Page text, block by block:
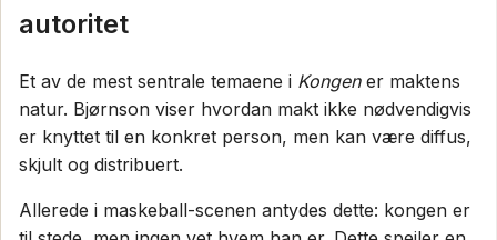
autoritet
Et av de mest sentrale temaene i Kongener maktens
natur. Bjørnson viser hvordan makt ikke nødvendigvis
er knyttet til en konkret person, men kan være diffus,
skjult og distribuert.
Allerede i maskeball-scenen antydes dette: kongen er